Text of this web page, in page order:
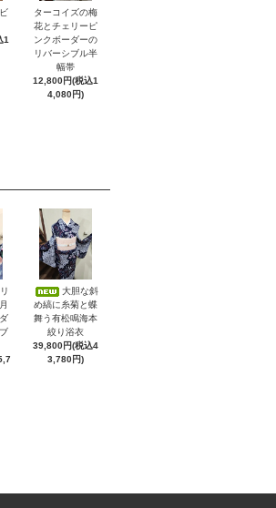
1
ターコイズの梅
花とチェリーピ
ンクボーダーの
リバーシブル半
幅帯
12,800円(税込1
4,080円)
大胆な斜
め縞に糸菊と蝶
舞う有松鳴海本
絞り浴衣
39,800円(税込4
3,780円)